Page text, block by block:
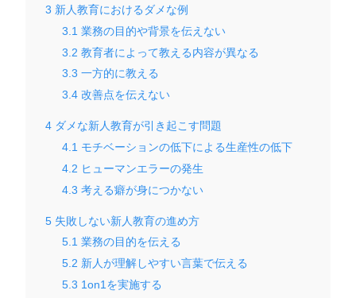
3 新人教育におけるダメな例
3.1 業務の目的や背景を伝えない
3.2 教育者によって教える内容が異なる
3.3 一方的に教える
3.4 改善点を伝えない
4 ダメな新人教育が引き起こす問題
4.1 モチベーションの低下による生産性の低下
4.2 ヒューマンエラーの発生
4.3 考える癖が身につかない
5 失敗しない新人教育の進め方
5.1 業務の目的を伝える
5.2 新人が理解しやすい言葉で伝える
5.3 1on1を実施する